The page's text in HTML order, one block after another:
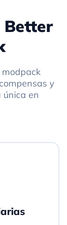
Better
modpack
y
única en